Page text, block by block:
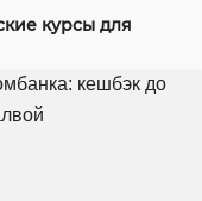
курсы для